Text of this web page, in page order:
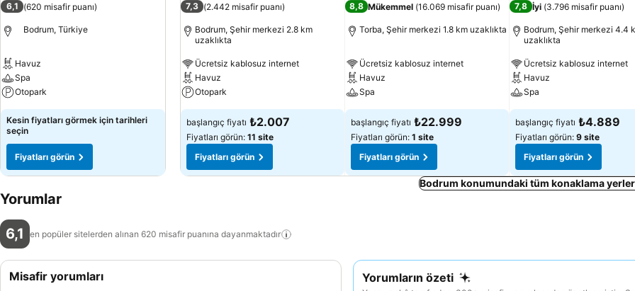
6,1 (620 misafir puanı)
Bodrum, Türkiye
Havuz
Spa
Otopark
Kesin fiyatları görmek için tarihleri
seçin
Fiyatları görün
7,3 (2.442 misafir puanı)
Bodrum, Şehir merkezi 2.8 km
uzaklıkta
Ücretsiz kablosuz internet
Havuz
Otopark
başlangıç fiyatı ₺2.007
Fiyatları görün: 11 site
Fiyatları görün
8,8 Mükemmel (16.069 misafir puanı)
Torba, Şehir merkezi 1.8 km uzaklıkta
Ücretsiz kablosuz internet
Havuz
Spa
başlangıç fiyatı ₺22.999
Fiyatları görün: 1 site
Fiyatları görün
7,8 İyi (3.796 misafir puanı)
Bodrum, Şehir merkezi 4.4
uzaklıkta
Ücretsiz kablosuz internet
Havuz
Spa
başlangıç fiyatı ₺4.889
Fiyatları görün: 9 site
Fiyatları görün
Bodrum konumundaki tüm konaklama
Yorumlar
6,1 en popüler sitelerden alınan 620 misafir puanına dayanmaktadır
Yorumların özeti
Misafir yorumları